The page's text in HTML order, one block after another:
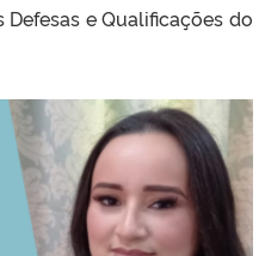
Defesas e Qualificações do